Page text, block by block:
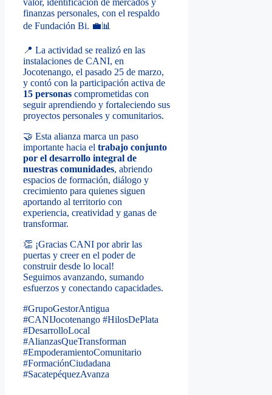
valor, identificación de mercados y
finanzas personales, con el respaldo
de Fundación Bi. 💼📊
📍 La actividad se realizó en las
instalaciones de CANI, en
Jocotenango, el pasado 25 de marzo,
y contó con la participación activa de
15 personas comprometidas con
seguir aprendiendo y fortaleciendo sus
proyectos personales y comunitarios.
🤝 Esta alianza marca un paso
importante hacia el trabajo conjunto
por el desarrollo integral de
nuestras comunidades, abriendo
espacios de formación, diálogo y
crecimiento para quienes siguen
aportando al territorio con
experiencia, creatividad y ganas de
transformar.
👏 ¡Gracias CANI por abrir las
puertas y creer en el poder de
construir desde lo local!
Seguimos avanzando, sumando
esfuerzos y conectando capacidades.
#GrupoGestorAntigua
#CANIJocotenango #HilosDePlata
#DesarrolloLocal
#AlianzasQueTransforman
#EmpoderamientoComunitario
#FormaciónCiudadana
#SacatepéquezAvanza